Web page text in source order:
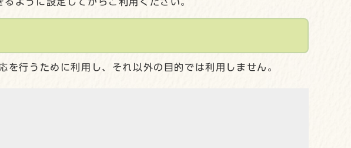
行うために利用し、それ以外の目的では利用しません。